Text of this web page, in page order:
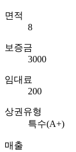
면적
8
보증금
3000
임대료
200
상권유형
특수(A+)
매출